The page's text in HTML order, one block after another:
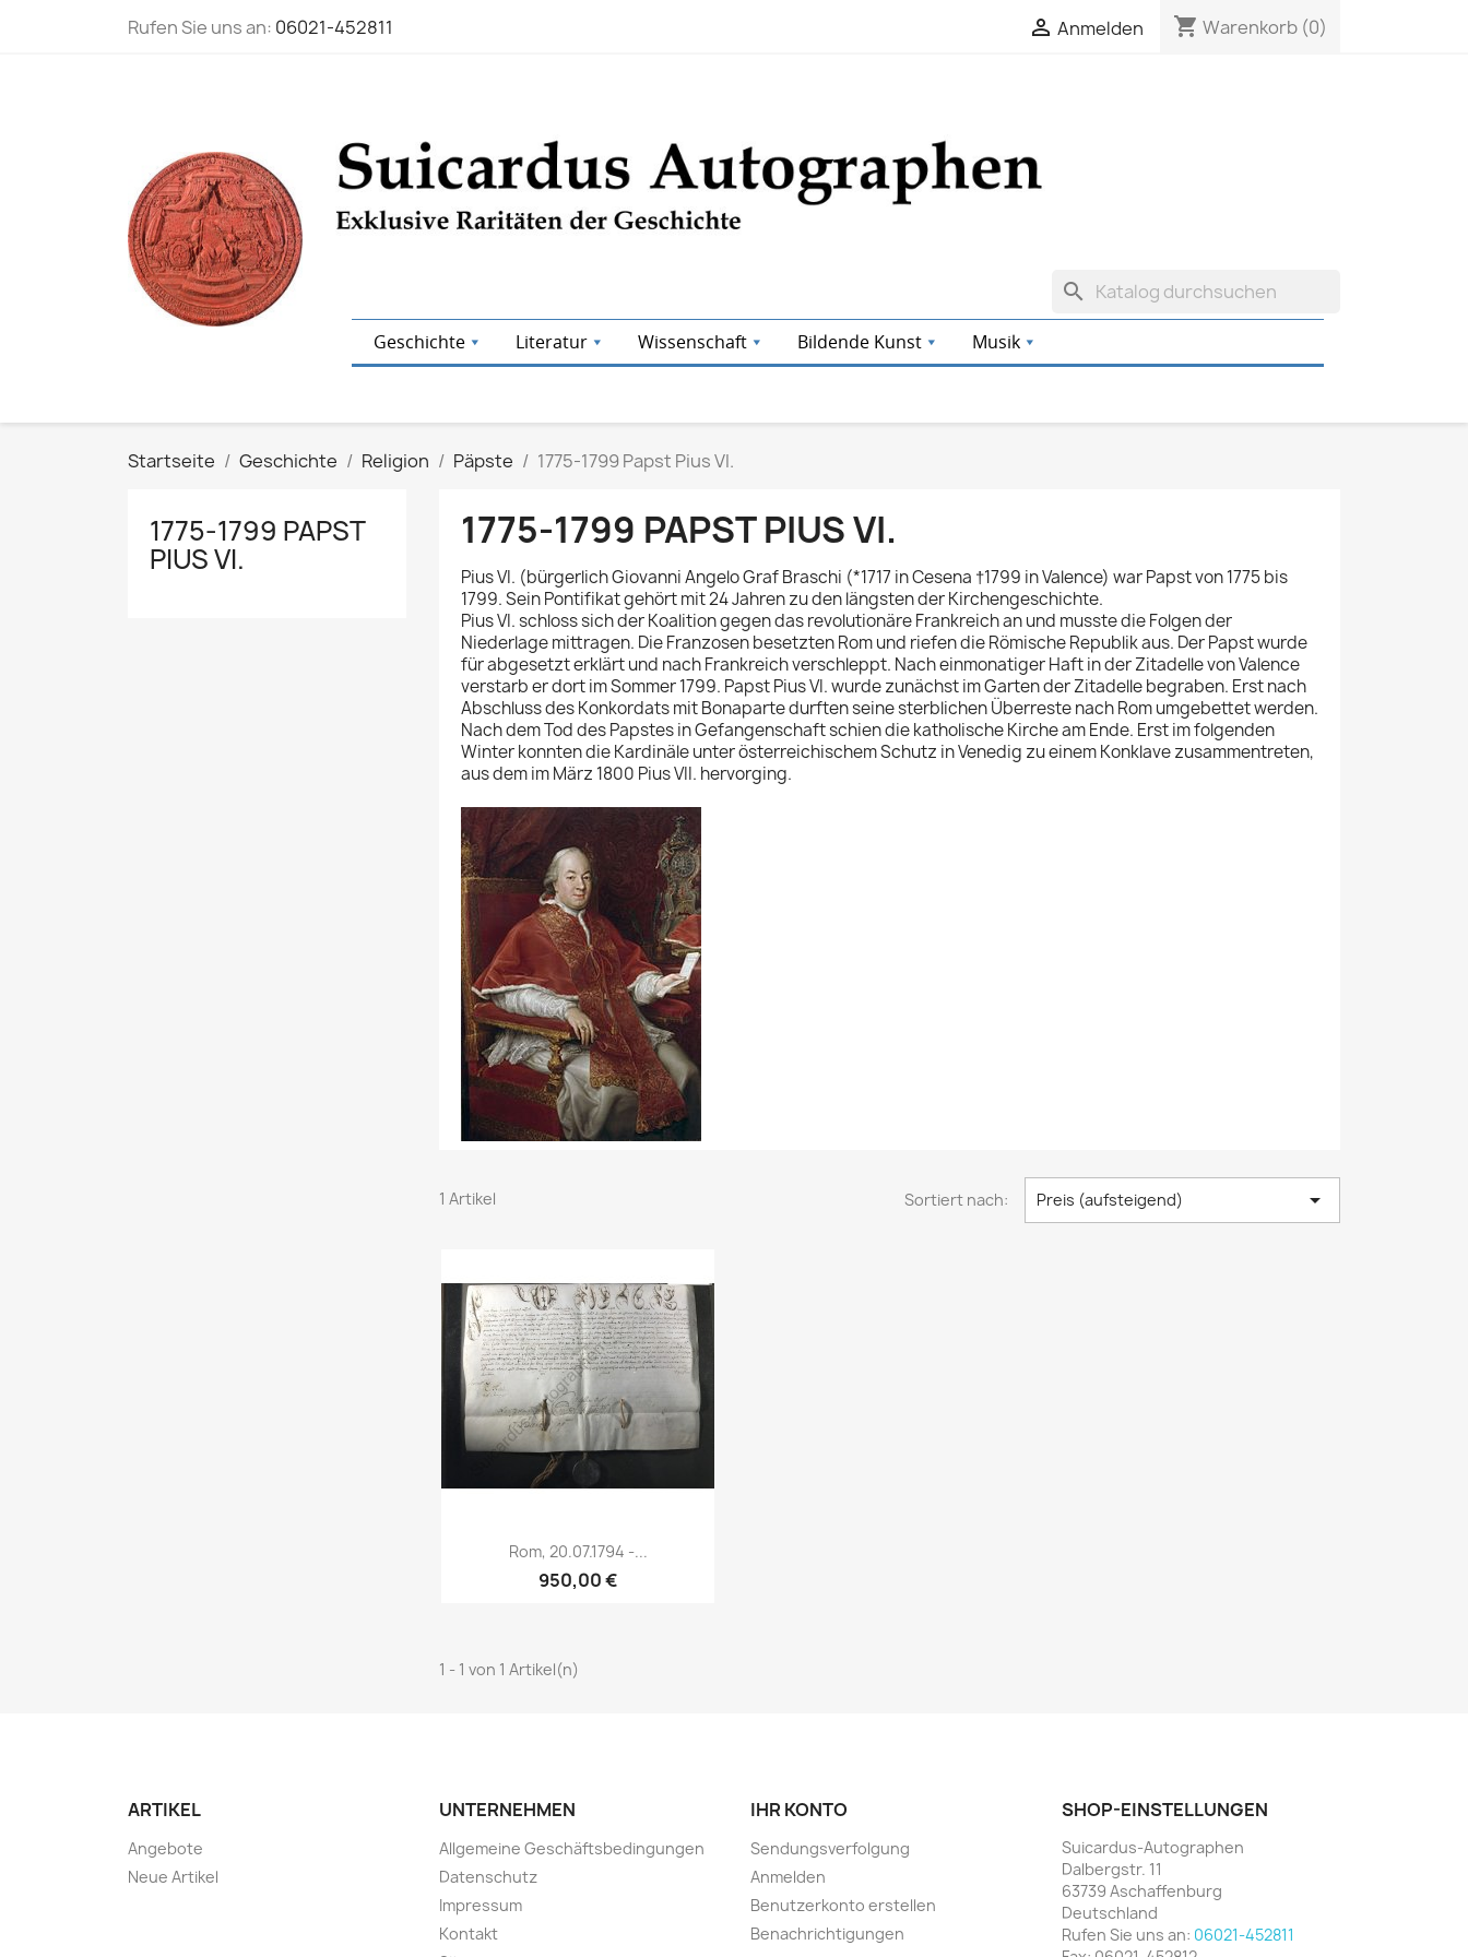
Rufen Sie uns an: 06021-452811  Anmelden shopping_cart Warenkorb (0)
search
Geschichte Literatur Wissenschaft Bildende Kunst Musik
Startseite Geschichte Religion Päpste 1775-1799 Papst Pius VI.
1775-1799 PAPST
PIUS VI.
1775-1799 PAPST PIUS VI.
Pius VI. (bürgerlich Giovanni Angelo Graf Braschi (*1717 in Cesena †1799 in Valence) war Papst von 1775 bis
1799. Sein Pontifikat gehört mit 24 Jahren zu den längsten der Kirchengeschichte.
Pius VI. schloss sich der Koalition gegen das revolutionäre Frankreich an und musste die Folgen der
Niederlage mittragen. Die Franzosen besetzten Rom und riefen die Römische Republik aus. Der Papst wurde
für abgesetzt erklärt und nach Frankreich verschleppt. Nach einmonatiger Haft in der Zitadelle von Valence
verstarb er dort im Sommer 1799. Papst Pius VI. wurde zunächst im Garten der Zitadelle begraben. Erst nach
Abschluss des Konkordats mit Bonaparte durften seine sterblichen Überreste nach Rom umgebettet werden.
Nach dem Tod des Papstes in Gefangenschaft schien die katholische Kirche am Ende. Erst im folgenden
Winter konnten die Kardinäle unter österreichischem Schutz in Venedig zu einem Konklave zusammentreten,
aus dem im März 1800 Pius VII. hervorging.
1 Artikel Sortiert nach: Preis (aufsteigend) 
 Vorschau
Rom, 20.07.1794 -...
950,00 €
1 - 1 von 1 Artikel(n)
ARTIKEL
Angebote
Neue Artikel
UNTERNEHMEN
Allgemeine Geschäftsbedingungen
Datenschutz
Impressum
Kontakt
IHR KONTO
Sendungsverfolgung
Anmelden
Benutzerkonto erstellen
Benachrichtigungen
SHOP-EINSTELLUNGEN
Suicardus-Autographen
Dalbergstr. 11
63739 Aschaffenburg
Deutschland
Rufen Sie uns an: 06021-452811